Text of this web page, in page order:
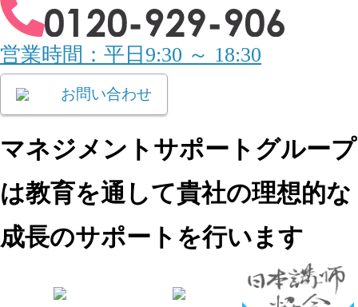
営業時間：平日9:30 ～ 18:30
お問い合わせ
マネジメントサポートグループ
は教育を通して貴社の理想的な
成長のサポートを行います